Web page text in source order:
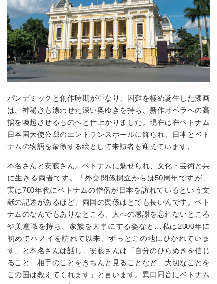
パンデミックと創作時期が重なり、困難を極め誕生した漆画
は、神秘さも漂わせた深い奥ゆきを持ち、新作オペラへの高
揚を喚起させるものへと仕上がりました。現在は在ベトナム
日本国大使公邸のエントランスホールに飾られ、日本とベト
ナムの物語を象徴する絵として来訪者を迎えています。
本名さんと安藤さん。ベトナムに魅せられ、文化・芸術と共
に生きる両者です。「外交関係樹立からは50周年ですが、
実は700年代にベトナムの僧侶が日本を訪れているという文
献の記述があるほど、両国の関係はとても長いんです。ベト
ナムのなんでもありなところ、人への感謝を忘れないところ
や美意識を持ち、家族を大事にする姿など…私は2000年に
初めてハノイを訪れて以来、ずっとこの地にひかれていま
す」と本名さんは話し、安藤さんは「自分のひらめきを信じ
ること、相手のことをきちんと見ることなど、大切なことを
この国は教えてくれます」と言います。異口同音にベトナム